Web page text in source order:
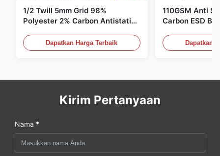
1/2 Twill 5mm Grid 98%
Polyester 2% Carbon Antistatic
Dapatkan Harga Terbaik
110GSM Anti
Carbon ESD
Dapatkan
Kirim Pertanyaan
Nama *